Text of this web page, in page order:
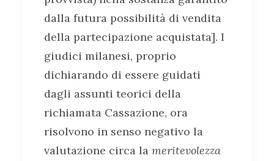
dalla futura possibilità di vendita
della partecipazione acquistata]. I
giudici milanesi, proprio
dichiarando di essere guidati
dagli assunti teorici della
richiamata Cassazione, ora
risolvono in senso negativo la
valutazione circa la meritevolezza